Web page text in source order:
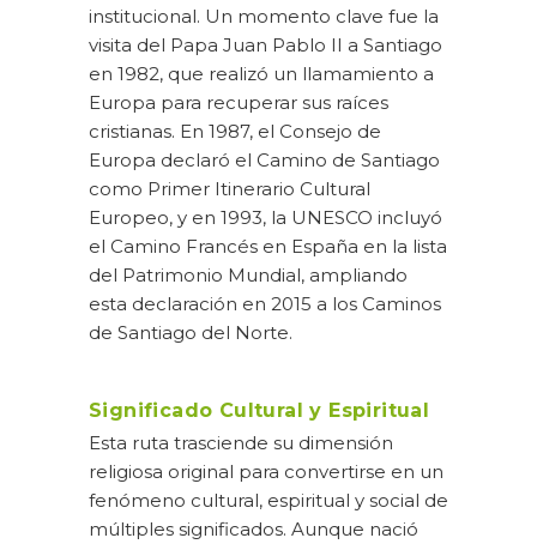
institucional. Un momento clave fue la
visita del Papa Juan Pablo II a Santiago
en 1982, que realizó un llamamiento a
Europa para recuperar sus raíces
cristianas. En 1987, el Consejo de
Europa declaró el Camino de Santiago
como Primer Itinerario Cultural
Europeo, y en 1993, la UNESCO incluyó
el Camino Francés en España en la lista
del Patrimonio Mundial, ampliando
esta declaración en 2015 a los Caminos
de Santiago del Norte.
Significado Cultural y Espiritual
Esta ruta trasciende su dimensión
religiosa original para convertirse en un
fenómeno cultural, espiritual y social de
múltiples significados. Aunque nació